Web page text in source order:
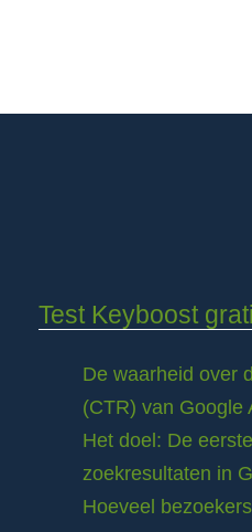
Test Keyboost
De waarheid over
(CTR) van Google
Het doel: De
zoekresultaten in
Hoeveel